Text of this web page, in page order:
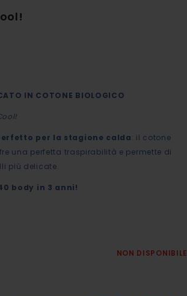
IN COTONE BIOLOGICO
per la stagione calda: il cotone
una perfetta traspirabilità e permette di
più delicate.
body in 3 anni!
NON DISPONIBILE